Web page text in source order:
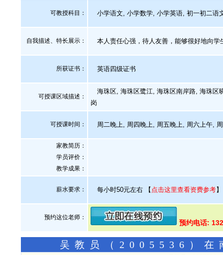
可教授科目： 小学语文, 小学数学, 小学英语, 初一初二语
自我描述、特长展示 ： 本人责任心强，待人友善，能够很好地向学
所获证书 ： 英语四级证书
可授课区域描述：
海珠区, 海珠区鹭江, 海珠区南岸路, 海珠区
岗
可授课时间： 周二晚上, 周四晚上, 周五晚上, 周六上午,
家教简历：
学员评价：
教学成果：
薪水要求： 每小时50元左右 【 点击这里查看资费参考】
预约这位老师：
预约电话:
吴教员（2005536）在